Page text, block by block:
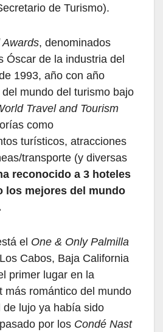
de Turismo).
Awards, denominados
Óscar de la industria del
1993, año con año
mundo del turismo bajo
Travel and Tourism
como
turísticos, atracciones
transporte (y diversas
reconocido a 3 hoteles
los mejores del mundo
el One & Only Palmilla
Cabos, Baja California
primer lugar en la
más romántico del mundo
de lujo ya había sido
por los Condé Nast